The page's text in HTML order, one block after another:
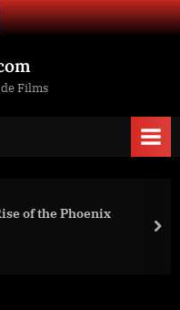
Films
of the Phoenix